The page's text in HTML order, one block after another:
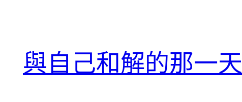
與自己和解的那一天